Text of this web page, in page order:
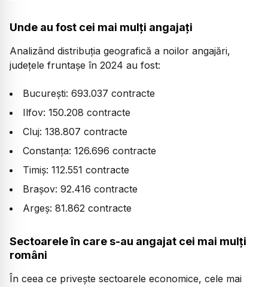
Unde au fost cei mai mulți angajați
Analizând distribuția geografică a noilor angajări,
județele fruntașe în 2024 au fost:
București: 693.037 contracte
Ilfov: 150.208 contracte
Cluj: 138.807 contracte
Constanța: 126.696 contracte
Timiș: 112.551 contracte
Brașov: 92.416 contracte
Argeș: 81.862 contracte
Sectoarele în care s-au angajat cei mai mulți
români
În ceea ce privește sectoarele economice, cele mai